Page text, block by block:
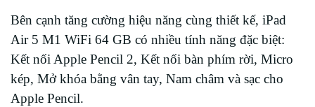
Bên cạnh tăng cường hiệu năng cùng thiết kế, iPad
Air 5 M1 WiFi 64 GB có nhiều tính năng đặc biệt:
Kết nối Apple Pencil 2, Kết nối bàn phím rời, Micro
kép, Mở khóa bằng vân tay, Nam châm và sạc cho
Apple Pencil.